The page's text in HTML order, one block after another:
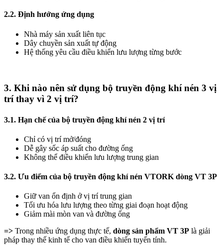
2.2. Định hướng ứng dụng
Nhà máy sản xuất liên tục
Dây chuyền sản xuất tự động
Hệ thống yêu cầu điều khiển lưu lượng từng bước
3. Khi nào nên sử dụng bộ truyền động khí nén 3 vị
trí thay vì 2 vị trí?
3.1. Hạn chế của bộ truyền động khí nén 2 vị trí
Chỉ có vị trí mở/đóng
Dễ gây sốc áp suất cho đường ống
Không thể điều khiển lưu lượng trung gian
3.2. Ưu điểm của bộ truyền động khí nén VTORK dòng VT 3P
Giữ van ổn định ở vị trí trung gian
Tối ưu hóa lưu lượng theo từng giai đoạn hoạt động
Giảm mài mòn van và đường ống
=> Trong nhiều ứng dụng thực tế, dòng sản phẩm VT 3P là giải
pháp thay thế kinh tế cho van điều khiển tuyến tính.